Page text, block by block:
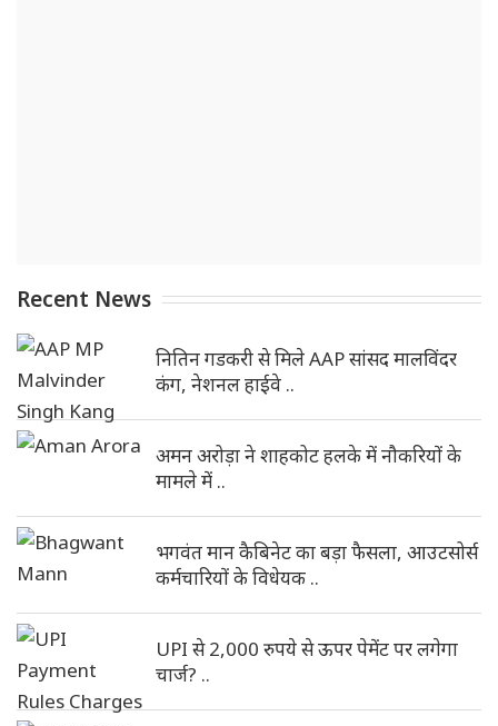
Recent News
नितिन गडकरी से मिले AAP सांसद मालविंदर
कंग, नेशनल हाईवे ..
अमन अरोड़ा ने शाहकोट हलके में नौकरियों के
मामले में ..
भगवंत मान कैबिनेट का बड़ा फैसला, आउटसोर्स
कर्मचारियों के विधेयक ..
UPI से 2,000 रुपये से ऊपर पेमेंट पर लगेगा
चार्ज? ..